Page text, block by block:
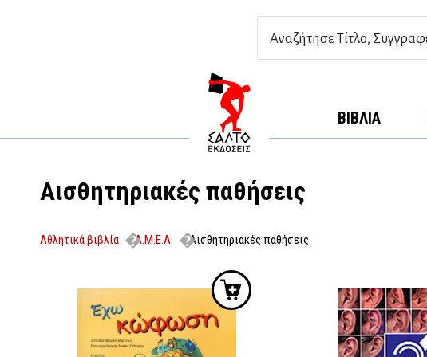
ΒΙΒΛΊΑ
Αισθητηριακές παθήσεις
Αθλητικά βιβλία Α.Μ.Ε.Α. Αισθητηριακές παθήσεις